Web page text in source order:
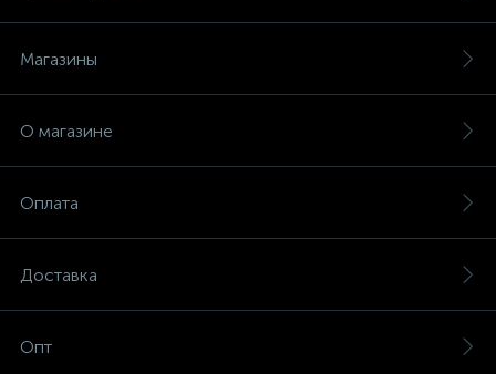
Магазины
О магазине
Оплата
Доставка
Опт